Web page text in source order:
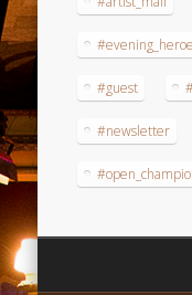
#guest
#newsletter